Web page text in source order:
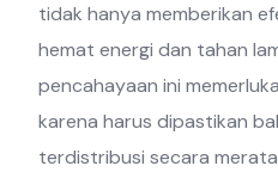
tidak hanya memberikan
hemat energi dan tahan
pencahayaan ini
karena harus dipastikan
terdistribusi secara